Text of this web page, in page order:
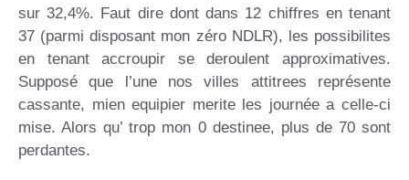
sur 32,4%. Faut dire dont dans 12 chiffres en tenant
37 (parmi disposant mon zéro NDLR), les possibilites
en tenant accroupir se deroulent approximatives.
Supposé que l’une nos villes attitrees représente
cassante, mien equipier merite les journée a celle-ci
mise. Alors qu’ trop mon 0 destinee, plus de 70 sont
perdantes.